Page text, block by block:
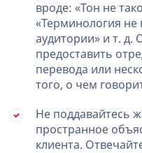
вроде: «Тон не
«Терминология не
аудитории» и т. д.
предоставить
перевода или
того, о чем
Не поддавайтесь
пространное
клиента.